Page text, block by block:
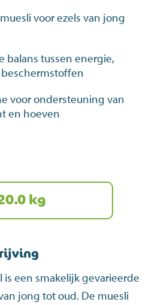
voor ezels van jong
balans tussen energie,
voor ondersteuning van
en hoeven
kg
is een smakelijk gevarieerde
jong tot oud. De muesli